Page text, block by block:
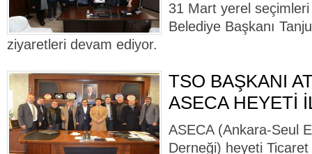
31 Mart yerel seçimleri
Belediye Başkanı
ziyaretleri devam ediyor.
TSO BAŞKANI
ASECA HEYETİ
ASECA (Ankara-Seul
Derneği) heyeti